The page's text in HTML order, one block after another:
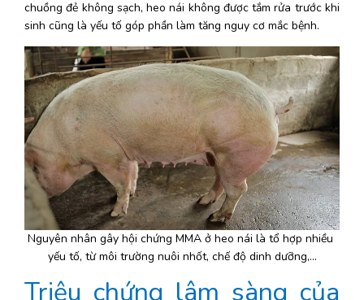
chuồng đẻ không sạch, heo nái không được tắm rửa trước khi
sinh cũng là yếu tố góp phần làm tăng nguy cơ mắc bệnh.
Nguyên nhân gây hội chứng MMA ở heo nái là tổ hợp nhiều
yếu tố, từ môi trường nuôi nhốt, chế độ dinh dưỡng,...
Triệu chứng lâm sàng của